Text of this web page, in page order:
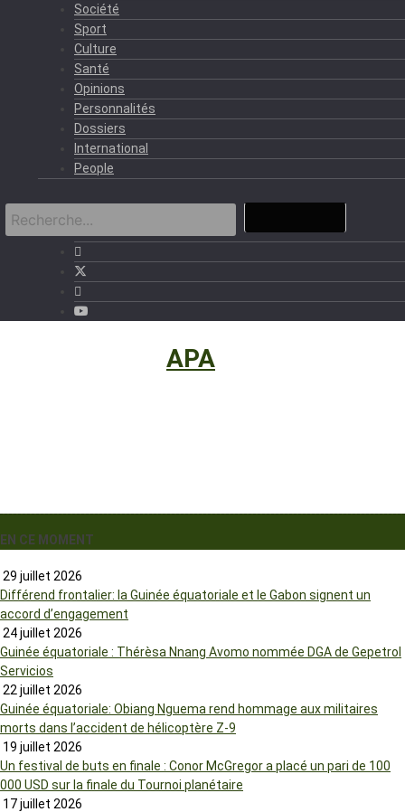
Société
Sport
Culture
Santé
Opinions
Personnalités
Dossiers
International
People
APA
EN CE MOMENT
29 juillet 2026
Différend frontalier: la Guinée équatoriale et le Gabon signent un
accord d’engagement
24 juillet 2026
Guinée équatoriale : Thérèsa Nnang Avomo nommée DGA de Gepetrol
Servicios
22 juillet 2026
Guinée équatoriale: Obiang Nguema rend hommage aux militaires
morts dans l’accident de hélicoptère Z-9
19 juillet 2026
Un festival de buts en finale : Conor McGregor a placé un pari de 100
000 USD sur la finale du Tournoi planétaire
17 juillet 2026